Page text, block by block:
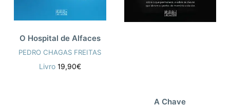
O Hospital de Alfaces
PEDRO CHAGAS FREITAS
Livro 19,90€
A Chave